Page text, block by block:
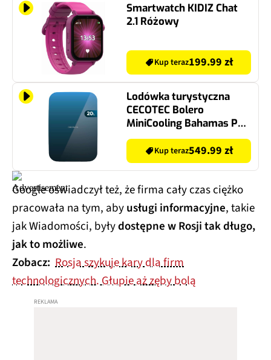
Smartwatch KIDIZ Chat
2.1 Różowy
Kup teraz199.99 zł
Lodówka turystyczna
CECOTEC Bolero
MiniCooling Bahamas Pat
1 02701 Niebieski
Kup teraz549.99 zł
Google oświadczył też, że firma cały czas ciężko
pracowała na tym, abyusługi informacyjne, takie
jak Wiadomości, byłydostępne w Rosji tak długo,
jak to możliwe.
Zobacz: Rosja szykuje kary dla firm
technologicznych. Głupie aż zęby bolą